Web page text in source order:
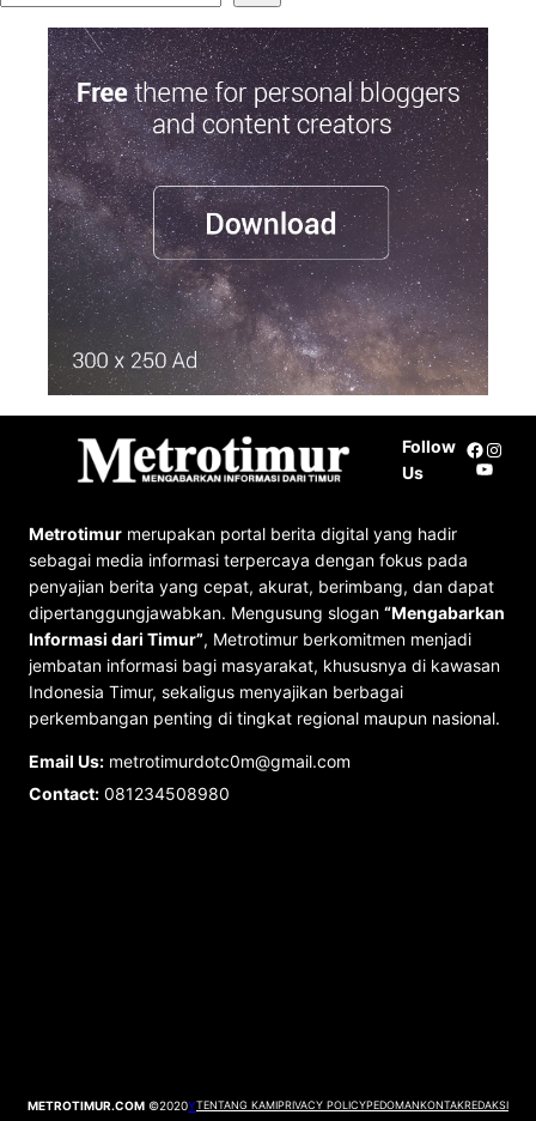
Follow
Us
Metrotimur merupakan portal berita digital yang hadir
sebagai media informasi terpercaya dengan fokus pada
penyajian berita yang cepat, akurat, berimbang, dan dapat
dipertanggungjawabkan. Mengusung slogan “Mengabarkan
Informasi dari Timur”, Metrotimur berkomitmen menjadi
jembatan informasi bagi masyarakat, khususnya di kawasan
Indonesia Timur, sekaligus menyajikan berbagai
perkembangan penting di tingkat regional maupun nasional.
Email Us: metrotimurdotc0m@gmail.com
Contact: 081234508980
METROTIMUR.COM ©2020YTENTANG KAMIPRIVACY POLICYPEDOMANKONTAKREDAKSI